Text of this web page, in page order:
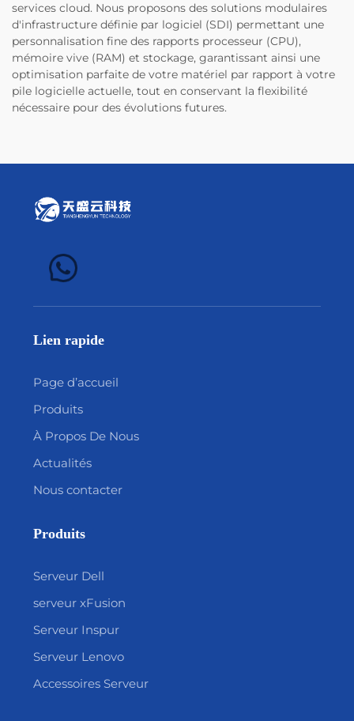
services cloud. Nous proposons des solutions modulaires
d'infrastructure définie par logiciel (SDI) permettant une
personnalisation fine des rapports processeur (CPU),
mémoire vive (RAM) et stockage, garantissant ainsi une
optimisation parfaite de votre matériel par rapport à votre
pile logicielle actuelle, tout en conservant la flexibilité
nécessaire pour des évolutions futures.
Lien rapide
Page d’accueil
Produits
À Propos De Nous
Actualités
Nous contacter
Produits
Serveur Dell
serveur xFusion
Serveur Inspur
Serveur Lenovo
Accessoires Serveur